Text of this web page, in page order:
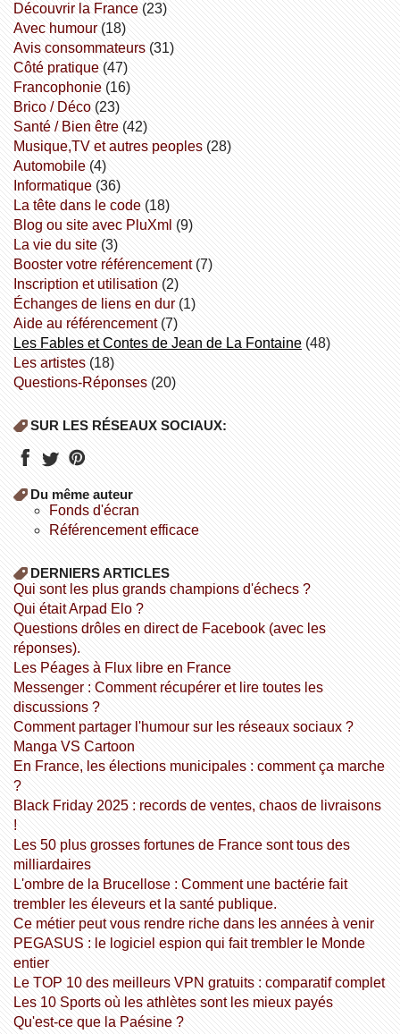
découvrir la France(23)
avec humour(18)
avis consommateurs(31)
côté pratique(47)
Francophonie(16)
Brico / Déco(23)
Santé / Bien être(42)
Musique,TV et autres peoples(28)
Automobile(4)
informatique(36)
la tête dans le code(18)
Blog ou site avec PluXml (9)
la vie du site(3)
booster votre référencement(7)
inscription et utilisation (2)
échanges de liens en dur(1)
aide au référencement(7)
Les Fables et Contes de Jean de La Fontaine(48)
Les artistes(18)
Questions-Réponses(20)
SUR LES RÉSEAUX SOCIAUX:
Du même auteur
fonds d'écran
référencement efficace
DERNIERS ARTICLES
Qui sont les plus grands champions d'échecs ?
Qui était Arpad Elo ?
Questions drôles en direct de Facebook (avec les
réponses).
Les Péages à Flux libre en France
Messenger : Comment récupérer et lire toutes les
discussions ?
Comment partager l'humour sur les réseaux sociaux ?
Manga VS Cartoon
En France, les élections municipales : comment ça marche
?
Black Friday 2025 : records de ventes, chaos de livraisons
!
Les 50 plus grosses fortunes de France sont tous des
milliardaires
L'ombre de la Brucellose : Comment une bactérie fait
trembler les éleveurs et la santé publique.
Ce métier peut vous rendre riche dans les années à venir
PEGASUS : le logiciel espion qui fait trembler le Monde
entier
Le TOP 10 des meilleurs VPN gratuits : comparatif complet
Les 10 Sports où les athlètes sont les mieux payés
Qu'est-ce que la Paésine ?